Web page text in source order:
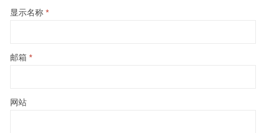
显示名称 *
邮箱 *
网站